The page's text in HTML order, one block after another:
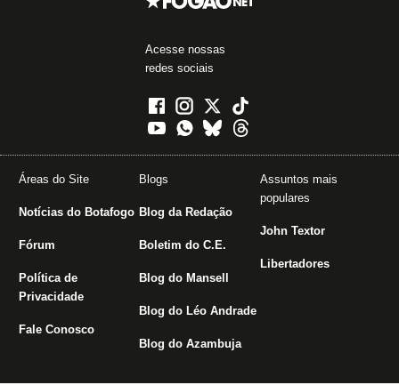
Acesse nossas
redes sociais
Áreas do Site
Notícias do Botafogo
Fórum
Política de
Privacidade
Fale Conosco
Blogs
Blog da Redação
Boletim do C.E.
Blog do Mansell
Blog do Léo Andrade
Blog do Azambuja
Assuntos mais
populares
John Textor
Libertadores